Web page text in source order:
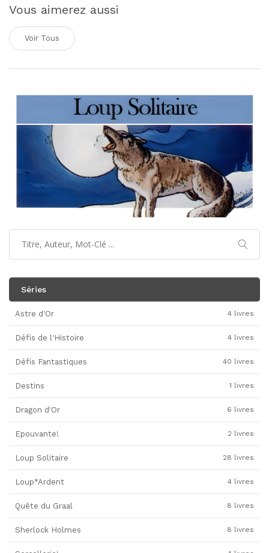
Vous aimerez aussi
Voir Tous
Séries
Astre d'Or 4 livres
Défis de l'Histoire 4 livres
Défis Fantastiques 40 livres
Destins 1 livres
Dragon d'Or 6 livres
Epouvante! 2 livres
Loup Solitaire 28 livres
Loup*Ardent 4 livres
Quête du Graal 8 livres
Sherlock Holmes 8 livres